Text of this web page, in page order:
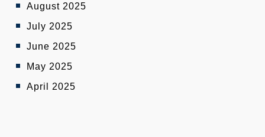
August 2025
July 2025
June 2025
May 2025
April 2025